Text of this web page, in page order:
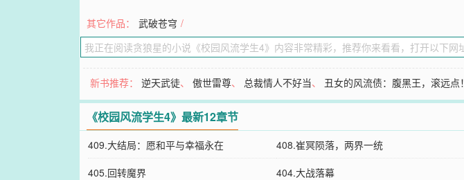
其它作品： 武破苍穹 /
新书推荐：逆天武徒、傲世雷尊、 总裁情人不好当、 丑女的风流债：腹黑王，滚远点！
《校园风流学生4》最新12章节
409.大结局：愿和平与幸福永在 408.崔冥陨落，两界一统
405.回转魔界
404.大战落幕